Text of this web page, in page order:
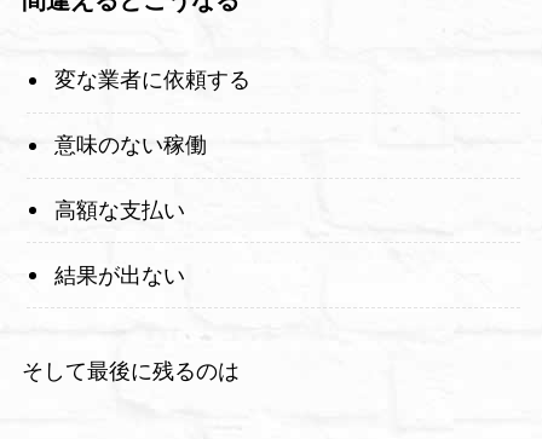
変な業者に依頼する
意味のない稼働
高額な支払い
結果が出ない
そして最後に残るのは